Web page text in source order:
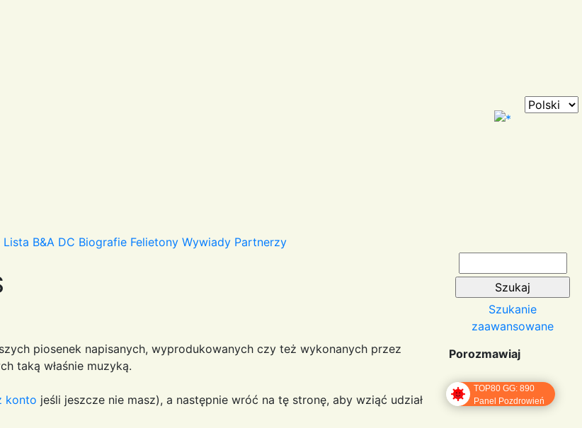
Lista B&A DC Biografie Felietony Wywiady Partnerzy
piosenek napisanych, wyprodukowanych czy też wykonanych przez
taką właśnie muzyką.
konto jeśli jeszcze nie masz), a następnie wróć na tę stronę, aby wziąć udział
Szukanie
zaawansowane
Porozmawiaj
TOP80 GG: 890
Panel Pozdrowień